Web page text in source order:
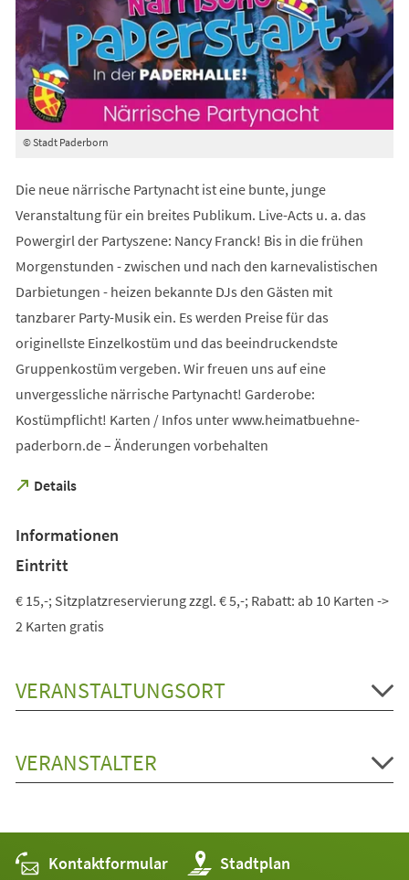
© Stadt Paderborn
Die neue närrische Partynacht ist eine bunte, junge
Veranstaltung für ein breites Publikum. Live-Acts u. a. das
Powergirl der Partyszene: Nancy Franck! Bis in die frühen
Morgenstunden - zwischen und nach den karnevalistischen
Darbietungen - heizen bekannte DJs den Gästen mit
tanzbarer Party-Musik ein. Es werden Preise für das
originellste Einzelkostüm und das beeindruckendste
Gruppenkostüm vergeben. Wir freuen uns auf eine
unvergessliche närrische Partynacht! Garderobe:
Kostümpflicht! Karten / Infos unter www.heimatbuehne-
paderborn.de – Änderungen vorbehalten
Details
(Öffnet
neuen
Tab)
Informationen
Eintritt
€ 15,-; Sitzplatzreservierung zzgl. € 5,-; Rabatt: ab 10 Karten ->
2 Karten gratis
VERANSTALTUNGSORT
VERANSTALTER
Kontaktformular Stadtplan
(Öffnet